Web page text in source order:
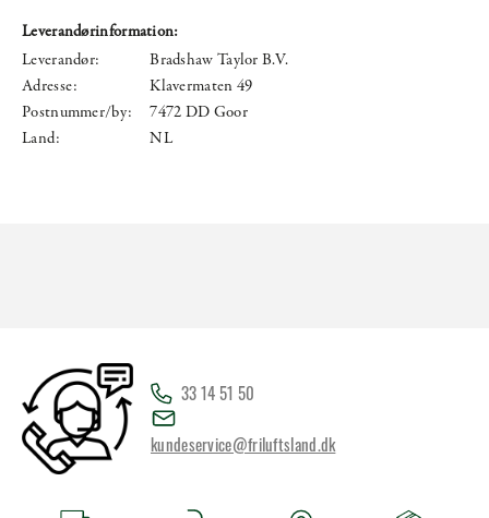
Leverandørinformation:
Leverandør:
Bradshaw Taylor B.V.
Adresse:
Klavermaten 49
Postnummer/by:
7472 DD Goor
Land:
NL
33 14 51 50
kundeservice@friluftsland.dk